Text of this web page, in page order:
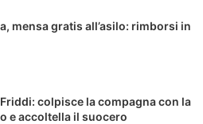
mensa gratis all’asilo: rimborsi in
colpisce la compagna con la
e accoltella il suocero